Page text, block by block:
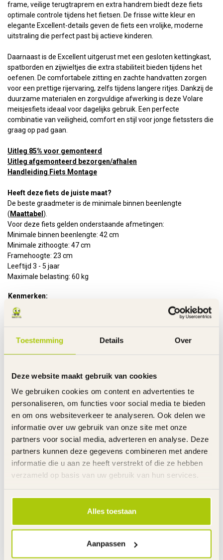
Toestemming Details Over
Deze website maakt gebruik van cookies
We gebruiken cookies om content en advertenties te
personaliseren, om functies voor social media te bieden
en om ons websiteverkeer te analyseren. Ook delen we
informatie over uw gebruik van onze site met onze
partners voor social media, adverteren en analyse. Deze
partners kunnen deze gegevens combineren met andere
informatie die u aan ze heeft verstrekt of die ze hebben
verzameld op basis van uw gebruik van hun services.
Alles toestaan
Aanpassen
frame, veilige terugtraprem en extra handrem biedt deze fiets
optimale controle tijdens het fietsen. De frisse witte kleur en
elegante Excellent-details geven de fiets een vrolijke, moderne
uitstraling die perfect past bij actieve kinderen.
Daarnaast is de Excellent uitgerust met een gesloten kettingkast,
spatborden en zijwieltjes die extra stabiliteit bieden tijdens het
oefenen. De comfortabele zitting en zachte handvatten zorgen
voor een prettige rijervaring, zelfs tijdens langere ritjes. Dankzij de
duurzame materialen en zorgvuldige afwerking is deze Volare
meisjesfiets ideaal voor dagelijks gebruik. Een perfecte
combinatie van veiligheid, comfort en stijl voor jonge fietssters die
graag op pad gaan.
Uitleg 85% voor gemonteerd
Uitleg afgemonteerd bezorgen/afhalen
Handleiding Fiets Montage
Heeft deze fiets de juiste maat?
De beste graadmeter is de minimale binnen beenlengte
( Maattabel ).
Voor deze fiets gelden onderstaande afmetingen:
Minimale binnen beenlengte: 42 cm
Minimale zithoogte: 47 cm
Framehoogte: 23 cm
Leeftijd 3 - 5 jaar
Maximale belasting: 60 kg
Kenmerken:
Frame
Rem voor
Handvatten
Slijtvast rubber
Banden
Spatborden
Kunststof
Kettingkast
Gesloten met opdruk
Kunststof
Verstelbaar
Gewicht product
Voor gemonteerd
85%
Inclusief
Handleiding
Garantie
2 Jaar m.u.v. slijtageonderdelen
Link
De gehele rubriek Meisjesfiets 14 Inch